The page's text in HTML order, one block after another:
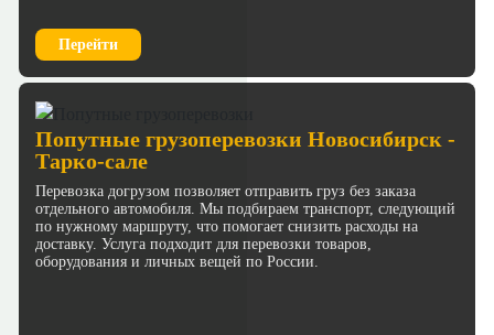
Перейти
Попутные грузоперевозки Новосибирск -
Тарко-сале
Перевозка догрузом позволяет отправить груз без заказа
отдельного автомобиля. Мы подбираем транспорт, следующий
по нужному маршруту, что помогает снизить расходы на
доставку. Услуга подходит для перевозки товаров,
оборудования и личных вещей по России.